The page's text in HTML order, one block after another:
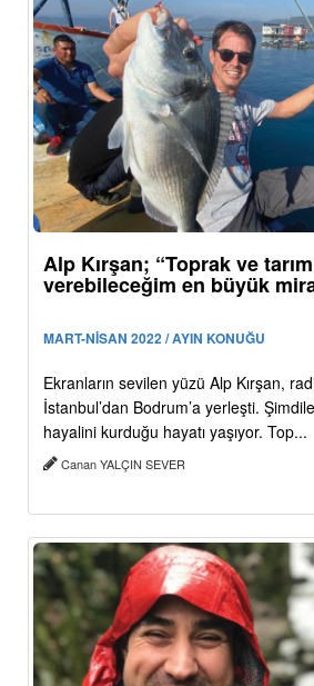
Alp Kırşan; “Toprak ve
verebileceğim en büyük
MART-NİSAN 2022 / AYIN KONUĞU
Ekranların sevilen yüzü Alp Kırşan,
İstanbul’dan Bodrum’a yerleşti.
hayalini kurduğu hayatı yaşıyor. Top...
Canan YALÇIN SEVER